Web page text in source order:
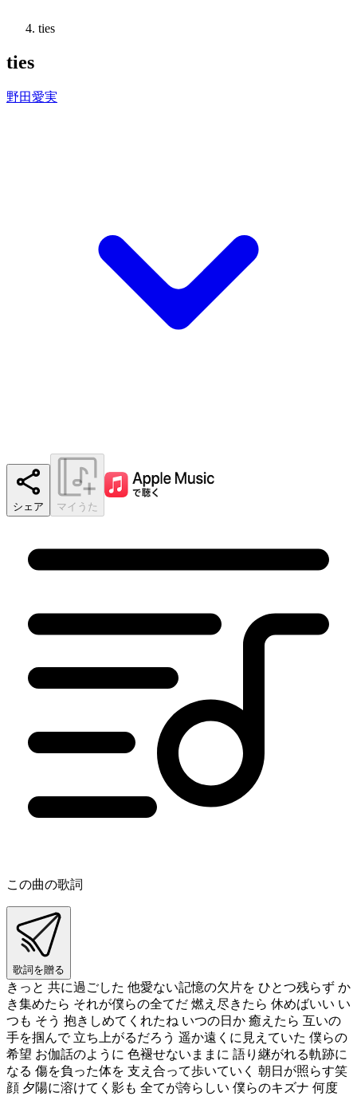
ties
ties
野田愛実
シェア マイうた
この曲の歌詞
歌詞を贈る
きっと 共に過ごした 他愛ない記憶の欠片を ひとつ残らず か
き集めたら それが僕らの全てだ 燃え尽きたら 休めばいい い
つも そう 抱きしめてくれたね いつの日か 癒えたら 互いの
手を掴んで 立ち上がるだろう 遥か遠くに見えていた 僕らの
希望 お伽話のように 色褪せないままに 語り継がれる軌跡に
なる 傷を負った体を 支え合って歩いていく 朝日が照らす笑
顔 夕陽に溶けてく影も 全てが誇らしい 僕らのキズナ 何度